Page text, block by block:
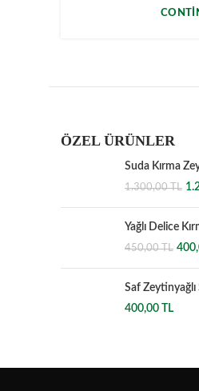
ÖZEL ÜRÜNLER
Suda Kırma
1.300,00TL
Yağlı Delice
450,00TL
Saf
400,00 TL